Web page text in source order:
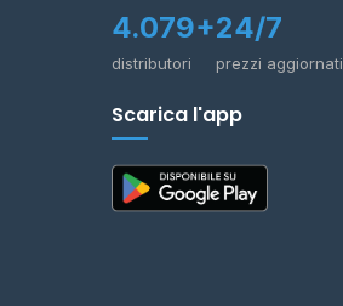
4.079+
distributori
24/7
prezzi aggiornati
Scarica l'app